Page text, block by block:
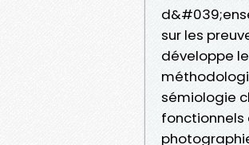
sur les
développe
sémiologie
fonctionnels